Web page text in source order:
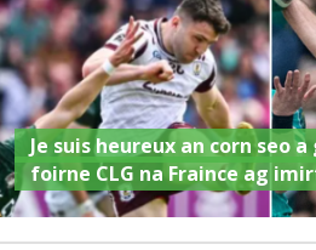
Je suis heureux an corn seo
foirne CLG na Fraince ag